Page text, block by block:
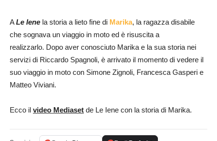
ALe Iene la storia a lieto fine di Marika, la ragazza disabile
che sognava un viaggio in moto ed è risuscita a
realizzarlo. Dopo aver conosciuto Marika e la sua storia nei
servizi di Riccardo Spagnoli, è arrivato il momento di vedere il
suo viaggio in moto con Simone Zignoli, Francesca Gasperi e
Matteo Viviani.
Ecco il video Mediaset de Le Iene con la storia di Marika.